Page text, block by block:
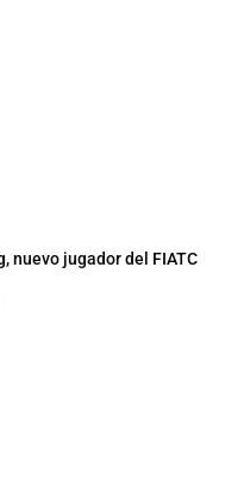
nuevo jugador del FIATC